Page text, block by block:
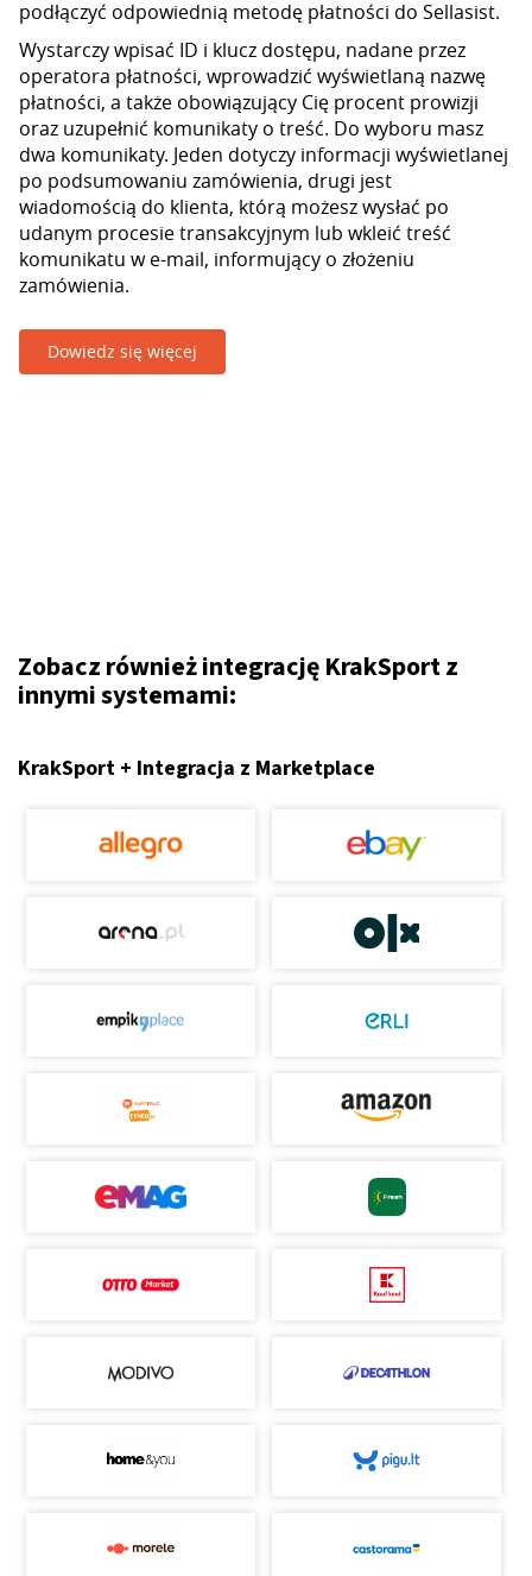
podłączyć odpowiednią metodę płatności do Sellasist.
Wystarczy wpisać ID i klucz dostępu, nadane przez
operatora płatności, wprowadzić wyświetlaną nazwę
płatności, a także obowiązujący Cię procent prowizji
oraz uzupełnić komunikaty o treść. Do wyboru masz
dwa komunikaty. Jeden dotyczy informacji wyświetlanej
po podsumowaniu zamówienia, drugi jest
wiadomością do klienta, którą możesz wysłać po
udanym procesie transakcyjnym lub wkleić treść
komunikatu w e-mail, informujący o złożeniu
zamówienia.
Dowiedz się więcej
Zobacz również integrację KrakSport z
innymi systemami:
KrakSport + Integracja z Marketplace